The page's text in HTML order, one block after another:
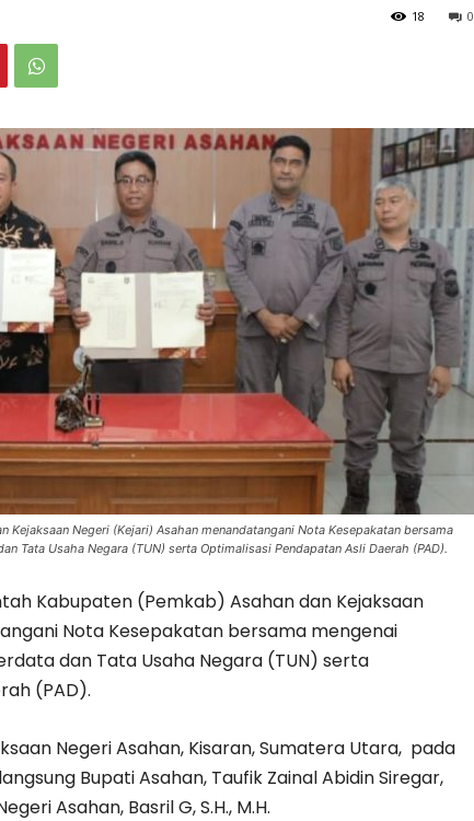
0
18
Kejaksaan Negeri (Kejari) Asahan menandatangani Nota Kesepakatan bersama
Tata Usaha Negara (TUN) serta Optimalisasi Pendapatan Asli Daerah (PAD).
Kabupaten (Pemkab) Asahan dan Kejaksaan
Nota Kesepakatan bersama mengenai
dan Tata Usaha Negara (TUN) serta
(PAD).
Negeri Asahan, Kisaran, Sumatera Utara, pada
Bupati Asahan, Taufik Zainal Abidin Siregar,
Asahan, Basril G, S.H., M.H.